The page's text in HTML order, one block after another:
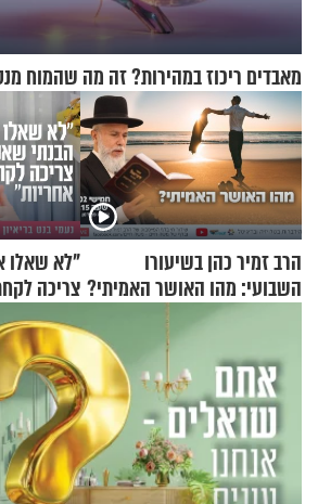
מאבדים ריכוז במהירות? זה מה שהמוח
הרב זמיר כהן בשיעורו
השבועי: מהו האושר האמיתי?
"לא שאלו
צריכה
בנט